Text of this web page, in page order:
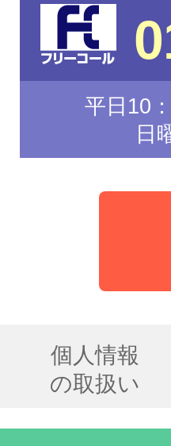
平日10
日
個人情報
の取扱い